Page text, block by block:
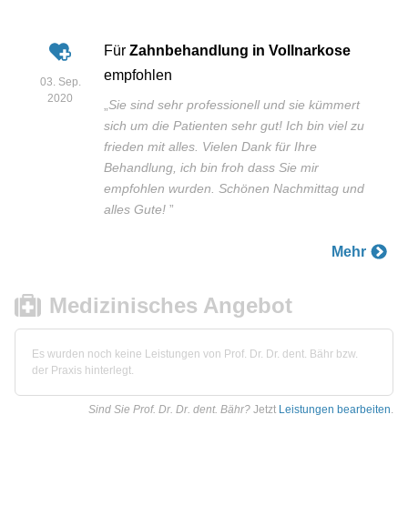
03. Sep.
2020
Für Zahnbehandlung in Vollnarkose
empfohlen
„Sie sind sehr professionell und sie kümmert
sich um die Patienten sehr gut! Ich bin viel zu
frieden mit alles. Vielen Dank für Ihre
Behandlung, ich bin froh dass Sie mir
empfohlen wurden. Schönen Nachmittag und
alles Gute! ”
Mehr
Medizinisches Angebot
Es wurden noch keine Leistungen von Prof. Dr. Dr. dent. Bähr bzw.
der Praxis hinterlegt.
Sind Sie Prof. Dr. Dr. dent. Bähr? Jetzt Leistungen bearbeiten.